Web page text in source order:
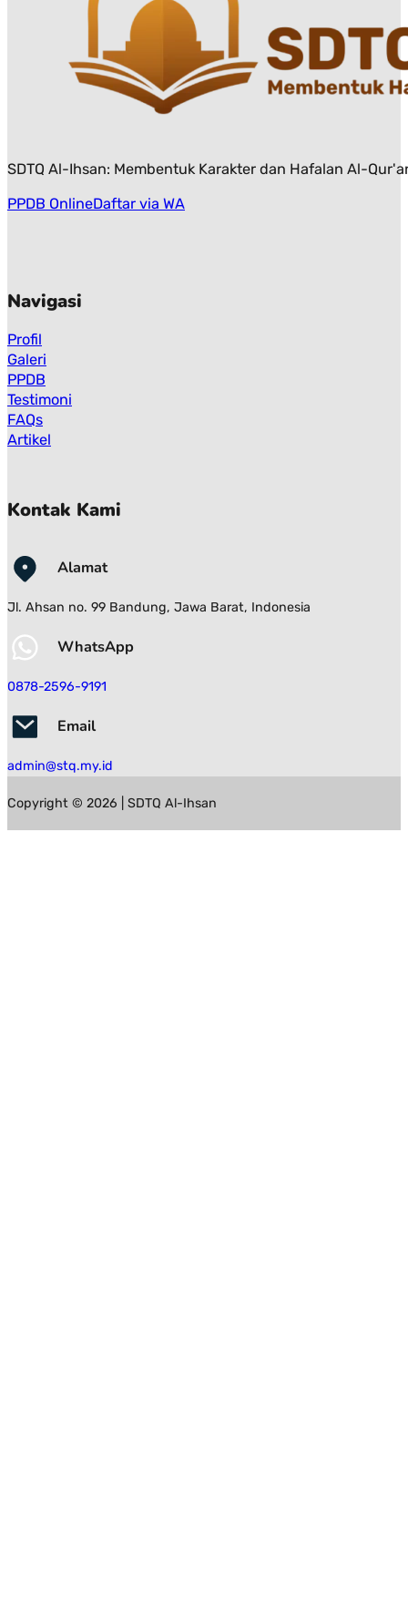
SDTQ Al-Ihsan: Membentuk Karakter dan Hafalan Al-
PPDB OnlineDaftar via WA
Navigasi
Profil
Galeri
PPDB
Testimoni
FAQs
Artikel
Kontak Kami
Alamat
Jl. Ahsan no. 99 Bandung, Jawa Barat, Indonesia
WhatsApp
0878-2596-9191
Email
admin@stq.my.id
Copyright © 2026 | SDTQ Al-Ihsan